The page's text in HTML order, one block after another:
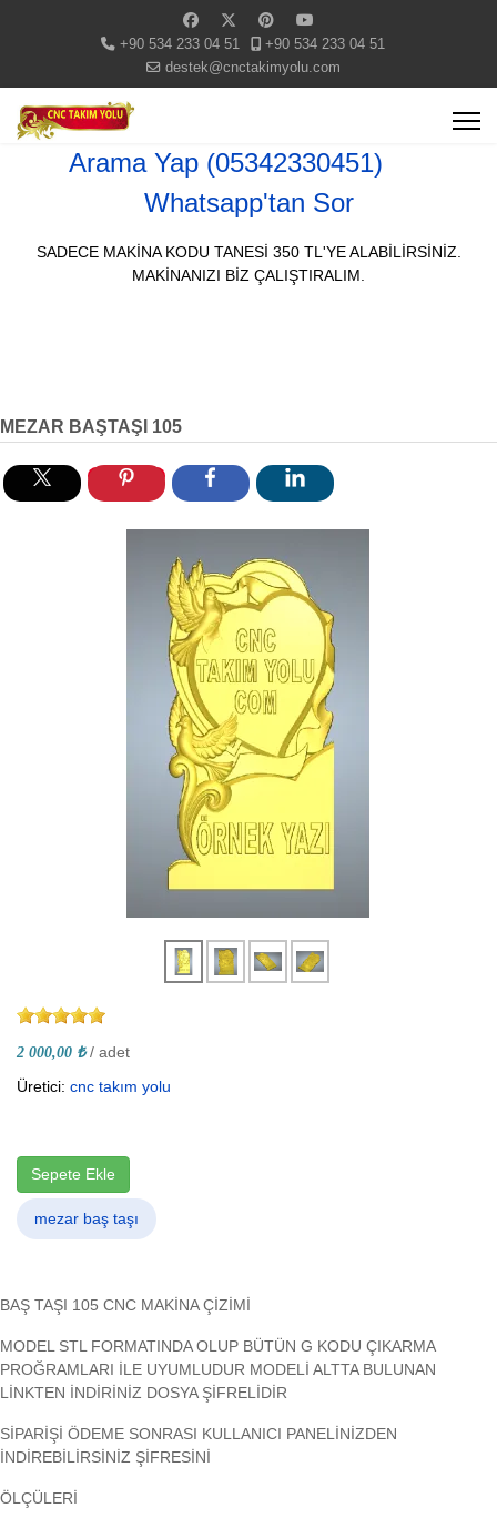
+90 534 233 04 51
+90 534 233 04 51
destek@cnctakimyolu.com
Arama Yap (05342330451)
Whatsapp'tan Sor
SADECE MAKİNA KODU TANESİ 350 TL'YE ALABİLİRSİNİZ.
MAKİNANIZI BİZ ÇALIŞTIRALIM.
MEZAR BAŞTAŞI 105
2 000,00 ₺ / adet
Üretici: cnc takım yolu
Sepete Ekle
mezar baş taşı
BAŞ TAŞI 105 CNC MAKİNA ÇİZİMİ
MODEL STL FORMATINDA OLUP BÜTÜN G KODU ÇIKARMA
PROĞRAMLARI İLE UYUMLUDUR MODELİ ALTTA BULUNAN
LİNKTEN İNDİRİNİZ DOSYA ŞİFRELİDİR
SİPARİŞİ ÖDEME SONRASI KULLANICI PANELİNİZDEN
İNDİREBİLİRSİNİZ ŞİFRESİNİ
ÖLÇÜLERİ